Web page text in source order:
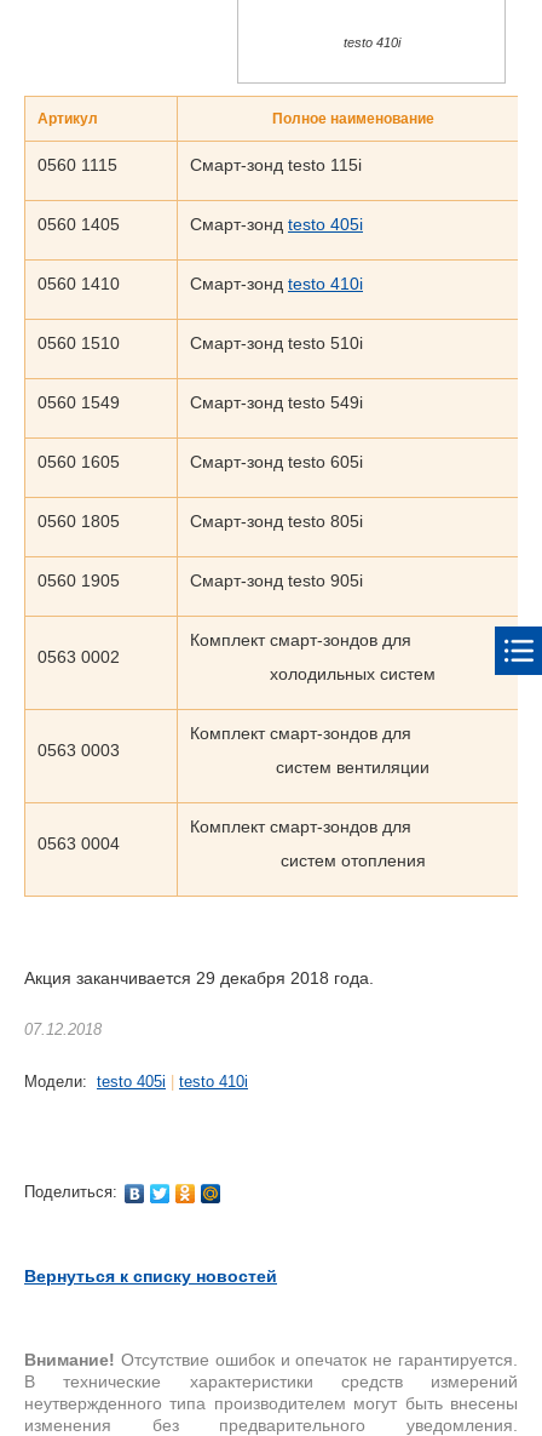
testo 410i
Артикул Полное наименование
0560 1115 Смарт-зонд testo 115i
0560 1405 Смарт-зонд testo 405i
0560 1410 Смарт-зонд testo 410i
0560 1510 Смарт-зонд testo 510i
0560 1549 Смарт-зонд testo 549i
0560 1605 Смарт-зонд testo 605i
0560 1805 Смарт-зонд testo 805i
0560 1905 Смарт-зонд testo 905i
0563 0002
Комплект смарт-зондов для
холодильных систем
0563 0003
Комплект смарт-зондов для
систем вентиляции
0563 0004
Комплект смарт-зондов для
систем отопления
Акция заканчивается 29 декабря 2018 года.
07.12.2018
Модели: testo 405i | testo 410i
Поделиться:
Вернуться к списку новостей
Внимание! Отсутствие ошибок и опечаток не гарантируется.
В технические характеристики средств измерений
неутвержденного типа производителем могут быть внесены
изменения без предварительного уведомления.